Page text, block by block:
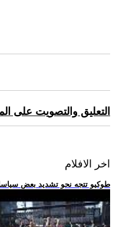
التعليق والتصويت على
اخر الافلام
.. طوكيو تتجه نحو تشديد بعض